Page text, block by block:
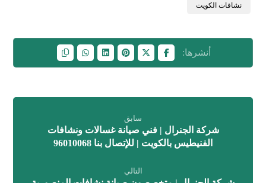
نشافات الكويت
سابق
شركة الجنرال | فني صيانة غسالات ونشافات
الفنيطيس بالكويت | للإتصال بنا 96010068
التالي